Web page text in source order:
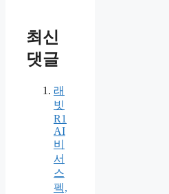
최신
댓글
래
빗
R1
AI
비
서
스
펙,